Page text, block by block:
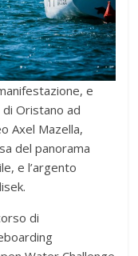
e
Oristano ad
Axel Mazella,
del panorama
e l’argento
di